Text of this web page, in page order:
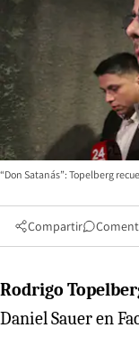
“Don Satanás”: Topelberg
Compartir
Rodrigo
Daniel Sauer en